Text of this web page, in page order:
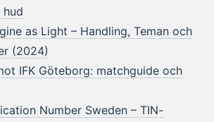
as Light – Handling, Teman och
(2024)
IFK Göteborg: matchguide och
Number Sweden – TIN-